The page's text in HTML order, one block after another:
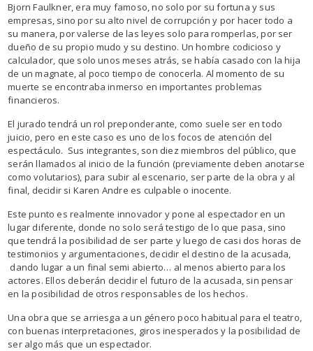
Bjorn Faulkner, era muy famoso, no solo por su fortuna y sus
empresas, sino por su alto nivel de corrupción y por hacer todo a
su manera, por valerse de las leyes solo para romperlas, por ser
dueño de su propio mudo y su destino. Un hombre codicioso y
calculador, que solo unos meses atrás, se había casado con la hija
de un magnate, al poco tiempo de conocerla. Al momento de su
muerte se encontraba inmerso en importantes problemas
financieros.
El jurado tendrá un rol preponderante, como suele ser en todo
juicio, pero en este caso es uno de los focos de atención del
espectáculo. Sus integrantes, son diez miembros del público, que
serán llamados al inicio de la función (previamente deben anotarse
como volutarios), para subir al escenario, ser parte de la obra y al
final, decidir si Karen Andre es culpable o inocente.
Este punto es realmente innovador y pone al espectador en un
lugar diferente, donde no solo será testigo de lo que pasa, sino
que tendrá la posibilidad de ser parte y luego de casi dos horas de
testimonios y argumentaciones, decidir el destino de la acusada,
dando lugar a un final semi abierto… al menos abierto para los
actores. Ellos deberán decidir el futuro de la acusada, sin pensar
en la posibilidad de otros responsables de los hechos.
Una obra que se arriesga a un género poco habitual para el teatro,
con buenas interpretaciones, giros inesperados y la posibilidad de
ser algo más que un espectador.